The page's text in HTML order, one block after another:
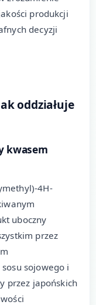
produkcji
decyzji
oddziałuje
kwasem
4H-
uboczny
przez
sojowego i
przez japońskich